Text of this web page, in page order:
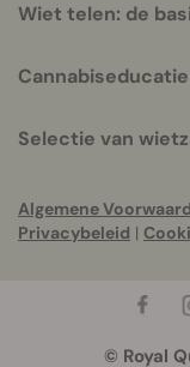
Wiet telen: de
Cannabiseducatie
Selectie van
Algemene
Privacybeleid |
© Royal